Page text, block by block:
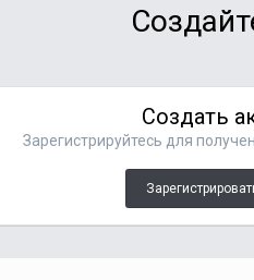
Создать
Зарегистрируйтесь для